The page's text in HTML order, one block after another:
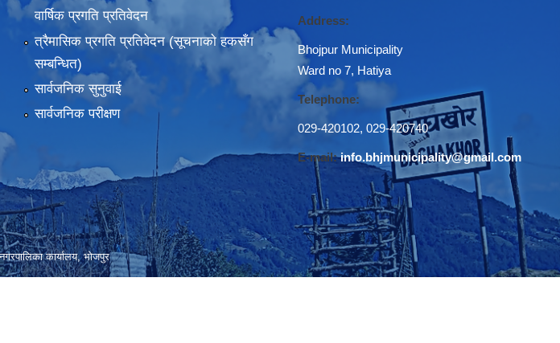
वार्षिक प्रगति प्रतिवेदन
त्रैमासिक प्रगति प्रतिवेदन (सूचनाकाे हकसँग
सम्बन्धित)
सार्वजनिक सुनुवाई
सार्वजनिक परीक्षण
Address:
Bhojpur Municipality
Ward no 7, Hatiya
Telephone:
029-420102, 029-420740
E-mail:info.bhjmunicipality@gmail.com
कार्यालय, भाेजपुर